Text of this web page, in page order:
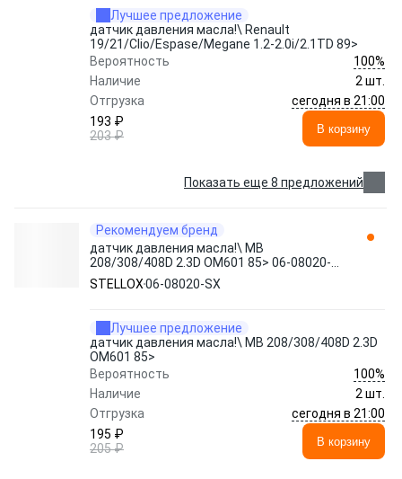
Лучшее предложение
датчик давления масла!\ Renault
19/21/Clio/Espase/Megane 1.2-2.0i/2.1TD 89>
Вероятность
100%
Наличие
2 шт.
Отгрузка
сегодня в 21:00
193 ₽
203 ₽
В корзину
Показать еще 8 предложений
Рекомендуем бренд
датчик давления масла!\ MB
208/308/408D 2.3D OM601 85> 06-08020-
SX STELLOX
STELLOX06-08020-SX
Лучшее предложение
датчик давления масла!\ MB 208/308/408D 2.3D
OM601 85>
Вероятность
100%
Наличие
2 шт.
Отгрузка
сегодня в 21:00
195 ₽
205 ₽
В корзину